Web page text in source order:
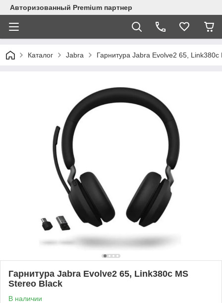
Авторизованный Premium партнер
Каталог Jabra Гарнитура Jabra Evolve2 65, Link380c
Гарнитура Jabra Evolve2 65, Link380c MS
Stereo Black
В наличии